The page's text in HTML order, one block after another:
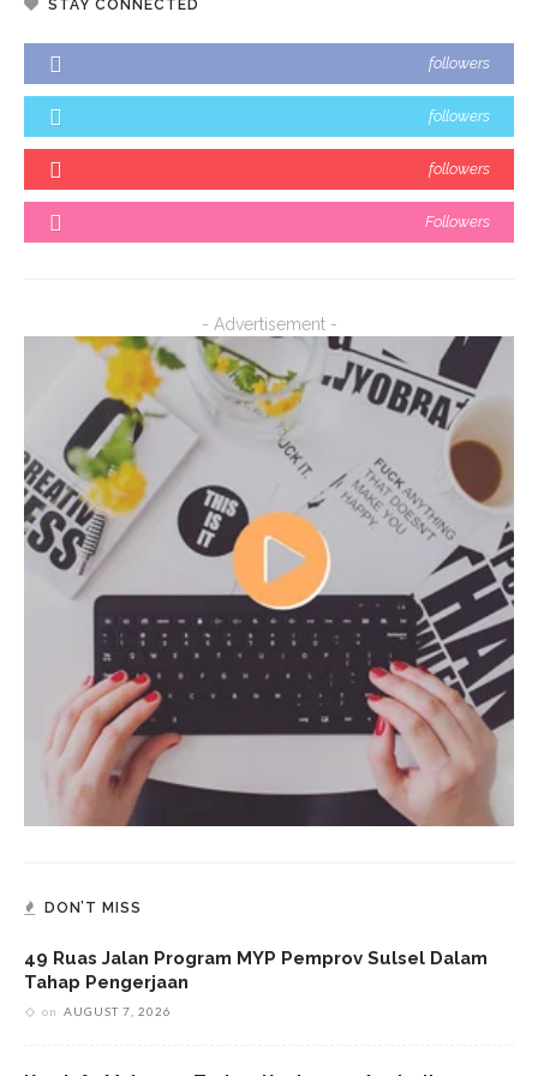
STAY CONNECTED
followers
followers
followers
Followers
- Advertisement -
DON’T MISS
49 Ruas Jalan Program MYP Pemprov Sulsel Dalam
Tahap Pengerjaan
on AUGUST 7, 2026